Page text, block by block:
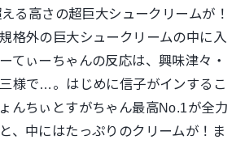
る高さの超巨大シュークリームが！
格外の巨大シュークリームの中に入
てぃーちゃんの反応は、興味津々・
様で…。はじめに信子がインするこ
んちぃとすがちゃん最高No.1が全力
、中にはたっぷりのクリームが！ま